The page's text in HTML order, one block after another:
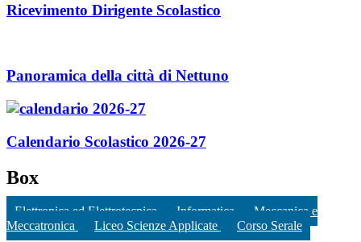
Ricevimento Dirigente Scolastico
Panoramica della città di Nettuno
Calendario Scolastico 2026-27
Box
Elettronica ed Elettrotecnica Informatica
Meccanica e
Meccatronica
Liceo Scienze Applicate Corso Serale